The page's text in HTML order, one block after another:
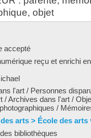
objet
accepté
reçu et enrichi
l'art / Personnes
/ Archives dans l'art /
/
arts > École des
bibliothèques